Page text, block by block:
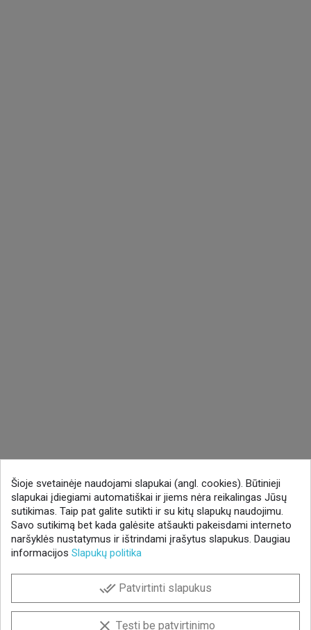
Šioje svetainėje naudojami slapukai (angl. cookies). Būtinieji
slapukai įdiegiami automatiškai ir jiems nėra reikalingas Jūsų
sutikimas. Taip pat galite sutikti ir su kitų slapukų naudojimu.
Savo sutikimą bet kada galėsite atšaukti pakeisdami interneto
naršyklės nustatymus ir ištrindami įrašytus slapukus. Daugiau
informacijos Slapukų politika
done_all Patvirtinti slapukus
clear Tęsti be patvirtinimo